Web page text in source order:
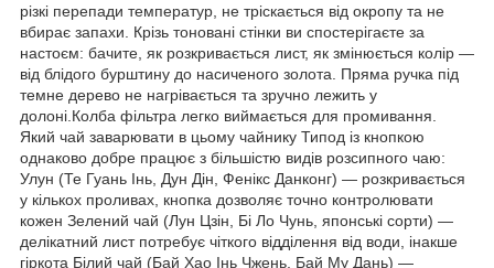
різкі перепади температур, не тріскається від окропу та не
вбирає запахи. Крізь тоновані стінки ви спостерігаєте за
настоєм: бачите, як розкривається лист, як змінюється колір —
від блідого бурштину до насиченого золота. Пряма ручка під
темне дерево не нагрівається та зручно лежить у
долоні.Колба фільтра легко виймається для промивання.
Який чай заварювати в цьому чайнику Типод із кнопкою
однаково добре працює з більшістю видів розсипного чаю:
Улун (Те Гуань Інь, Дун Дін, Фенікс Данконг) — розкривається
у кількох проливах, кнопка дозволяє точно контролювати
кожен Зелений чай (Лун Цзін, Бі Ло Чунь, японські сорти) —
делікатний лист потребує чіткого відділення від води, інакше
гіркота Білий чай (Бай Хао Інь Чжень, Бай Му Дань) —